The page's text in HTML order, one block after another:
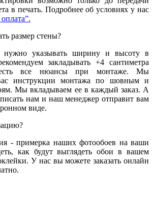
в печать. Подробнее об условиях у нас
размер стены?
нужно указывать ширину и высоту в
закладывать +4 сантиметра
все нюансы при монтаже. Мы
инструкции монтажа по шовным и
Мы вкладываем ее в каждый заказ. А
нам и наш менеджер отправит вам
виде.
- примерка наших фотообоев на ваши
как будут выглядеть обои в вашем
У нас вы можете заказать онлайн